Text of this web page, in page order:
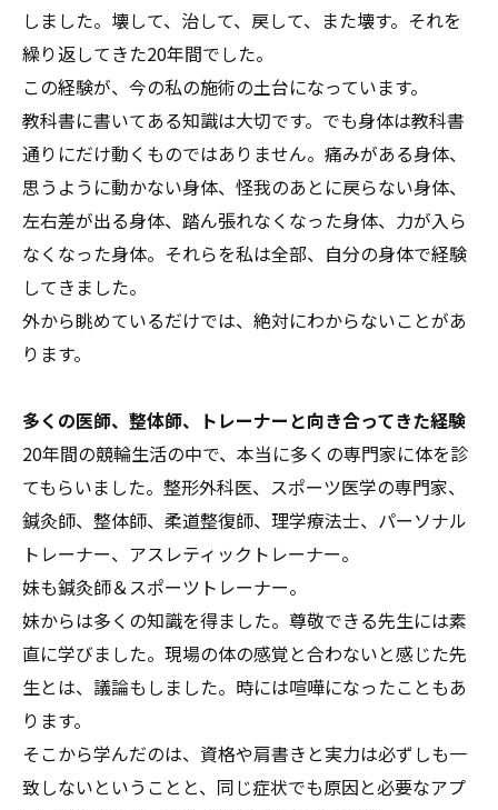
しました。壊して、治して、戻して、また壊す。それを
繰り返してきた20年間でした。
この経験が、今の私の施術の土台になっています。
教科書に書いてある知識は大切です。でも身体は教科書
通りにだけ動くものではありません。痛みがある身体、
思うように動かない身体、怪我のあとに戻らない身体、
左右差が出る身体、踏ん張れなくなった身体、力が入ら
なくなった身体。それらを私は全部、自分の身体で経験
してきました。
外から眺めているだけでは、絶対にわからないことがあ
ります。
多くの医師、整体師、トレーナーと向き合ってきた経験
20年間の競輪生活の中で、本当に多くの専門家に体を診
てもらいました。整形外科医、スポーツ医学の専門家、
鍼灸師、整体師、柔道整復師、理学療法士、パーソナル
トレーナー、アスレティックトレーナー。
妹も鍼灸師＆スポーツトレーナー。
妹からは多くの知識を得ました。尊敬できる先生には素
直に学びました。現場の体の感覚と合わないと感じた先
生とは、議論もしました。時には喧嘩になったこともあ
ります。
そこから学んだのは、資格や肩書きと実力は必ずしも一
致しないということと、同じ症状でも原因と必要なアプ